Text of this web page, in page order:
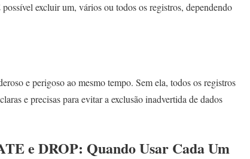
excluir um, vários ou todos os registros, dependendo
e perigoso ao mesmo tempo. Sem ela, todos os registros
e precisas para evitar a exclusão inadvertida de dados
e DROP: Quando Usar Cada Um